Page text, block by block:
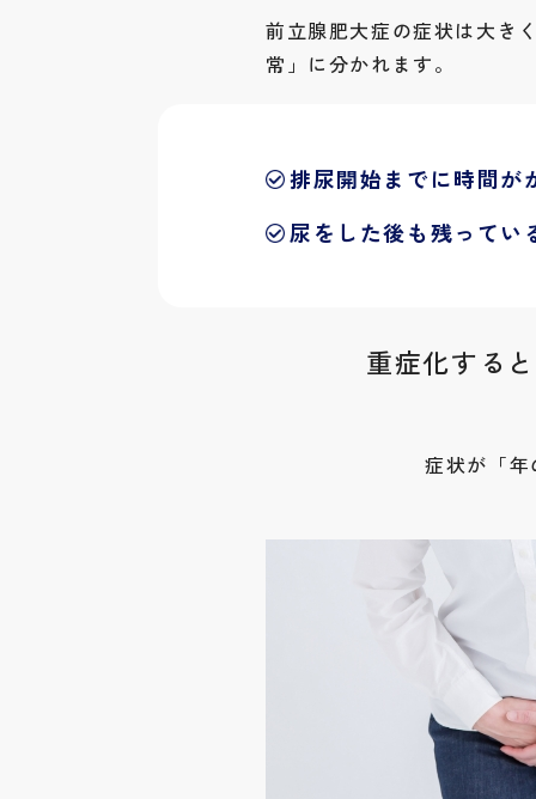
前立腺肥大症の症状は大き
常」に分かれます。
排尿開始までに時間が
尿をした後も残ってい
重症化する
症状が「